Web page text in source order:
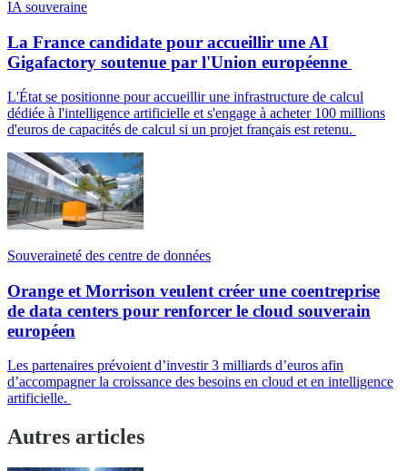
IA souveraine
La France candidate pour accueillir une AI
Gigafactory soutenue par l'Union européenne
L'État se positionne pour accueillir une infrastructure de calcul
dédiée à l'intelligence artificielle et s'engage à acheter 100 millions
d'euros de capacités de calcul si un projet français est retenu.
Souveraineté des centre de données
Orange et Morrison veulent créer une coentreprise
de data centers pour renforcer le cloud souverain
européen
Les partenaires prévoient d’investir 3 milliards d’euros afin
d’accompagner la croissance des besoins en cloud et en intelligence
artificielle.
Autres articles